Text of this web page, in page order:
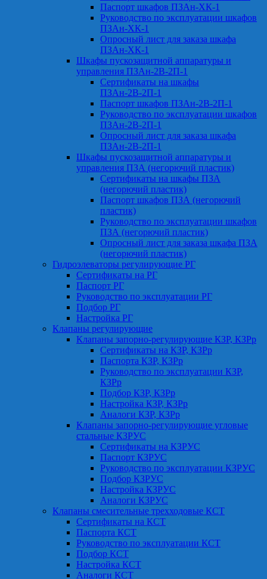
Паспорт шкафов ПЗАн-ХК-1
Руководство по эксплуатации шкафов
ПЗАн-ХК-1
Опросный лист для заказа шкафа
ПЗАн-ХК-1
Шкафы пускозащитной аппаратуры и
управления ПЗАн-2В-2П-1
Сертификаты на шкафы
ПЗАн-2В-2П-1
Паспорт шкафов ПЗАн-2В-2П-1
Руководство по эксплуатации шкафов
ПЗАн-2В-2П-1
Опросный лист для заказа шкафа
ПЗАн-2В-2П-1
Шкафы пускозащитной аппаратуры и
управления ПЗА (негорючий пластик)
Сертификаты на шкафы ПЗА
(негорючий пластик)
Паспорт шкафов ПЗА (негорючий
пластик)
Руководство по эксплуатации шкафов
ПЗА (негорючий пластик)
Опросный лист для заказа шкафа ПЗА
(негорючий пластик)
Гидроэлеваторы регулирующие РГ
Сертификаты на РГ
Паспорт РГ
Руководство по эксплуатации РГ
Подбор РГ
Настройка РГ
Клапаны регулирующие
Клапаны запорно-регулирующие КЗР, КЗРр
Сертификаты на КЗР, КЗРр
Паспорта КЗР, КЗРр
Руководство по эксплуатации КЗР,
КЗРр
Подбор КЗР, КЗРр
Настройка КЗР, КЗРр
Аналоги КЗР, КЗРр
Клапаны запорно-регулирующие угловые
стальные КЗРУС
Сертификаты на КЗРУС
Паспорт КЗРУС
Руководство по эксплуатации КЗРУС
Подбор КЗРУС
Настройка КЗРУС
Аналоги КЗРУС
Клапаны смесительные трехходовые КСТ
Сертификаты на КСТ
Паспорта КСТ
Руководство по эксплуатации КСТ
Подбор КСТ
Настройка КСТ
Аналоги КСТ